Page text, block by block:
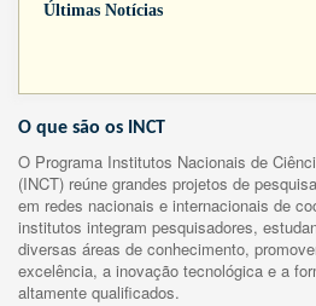
Últimas Notícias
O que são os INCT
O Programa Institutos Nacionais de
(INCT) reúne grandes projetos de
em redes nacionais e internacionais de
institutos integram pesquisadores,
diversas áreas de conhecimento,
excelência, a inovação tecnológica e a
altamente qualificados.